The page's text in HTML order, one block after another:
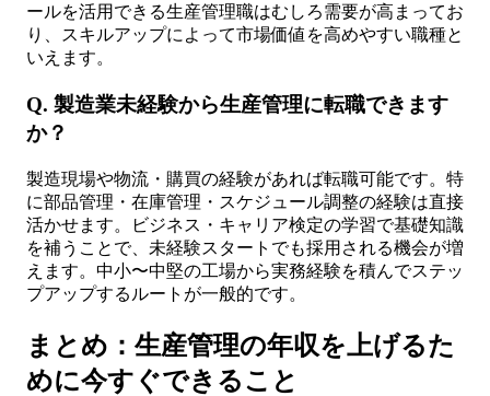
ールを活用できる生産管理職はむしろ需要が高まってお
り、スキルアップによって市場価値を高めやすい職種と
いえます。
Q. 製造業未経験から生産管理に転職できます
か？
製造現場や物流・購買の経験があれば転職可能です。特
に部品管理・在庫管理・スケジュール調整の経験は直接
活かせます。ビジネス・キャリア検定の学習で基礎知識
を補うことで、未経験スタートでも採用される機会が増
えます。中小〜中堅の工場から実務経験を積んでステッ
プアップするルートが一般的です。
まとめ：生産管理の年収を上げるた
めに今すぐできること